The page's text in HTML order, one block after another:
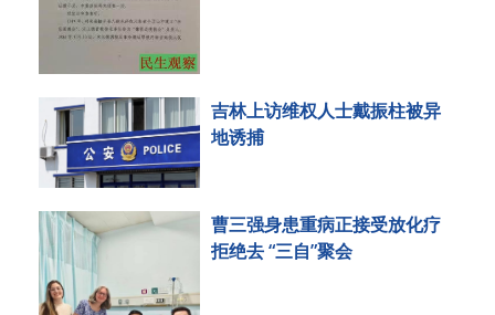
吉林上访维权人士戴振柱被异
地诱捕
曹三强身患重病正接受放化疗
拒绝去 “三自”聚会